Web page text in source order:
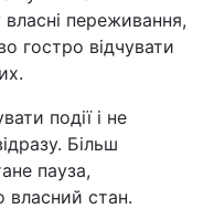
переживання,
гостро відчувати
події і не
Більш
пауза,
власний стан.